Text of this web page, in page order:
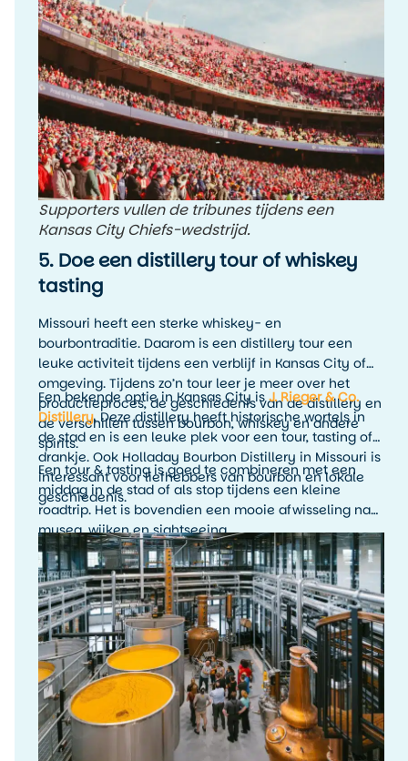
Supporters vullen de tribunes tijdens een
Kansas City Chiefs-wedstrijd.
5. Doe een distillery tour of whiskey
tasting
Missouri heeft een sterke whiskey- en
bourbontraditie. Daarom is een distillery tour een
leuke activiteit tijdens een verblijf in Kansas City of
omgeving. Tijdens zo’n tour leer je meer over het
productieproces, de geschiedenis van de distillery en
de verschillen tussen bourbon, whiskey en andere
spirits.
Een bekende optie in Kansas City isJ. Rieger & Co.
Distillery. Deze distillery heeft historische wortels in
de stad en is een leuke plek voor een tour, tasting of
drankje. Ook Holladay Bourbon Distillery in Missouri is
interessant voor liefhebbers van bourbon en lokale
geschiedenis.
Een tour & tasting is goed te combineren met een
middag in de stad of als stop tijdens een kleine
roadtrip. Het is bovendien een mooie afwisseling na
musea, wijken en sightseeing.